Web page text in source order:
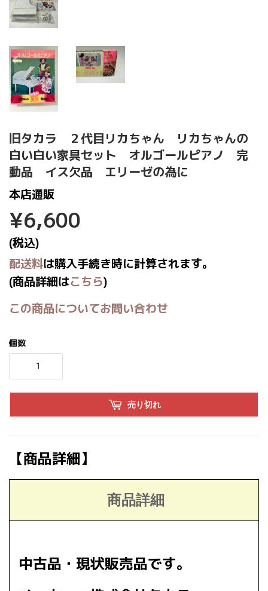
旧タカラ ２代目リカちゃん リカちゃんの
白い白い家具セット オルゴールピアノ 完
動品 イス欠品 エリーゼの為に
本店通販
¥6,600
(税込)
配送料は購入手続き時に計算されます。
(商品詳細はこちら)
この商品についてお問い合わせ
個数
売り切れ
【商品詳細】
商品詳細
中古品・現状販売品です。